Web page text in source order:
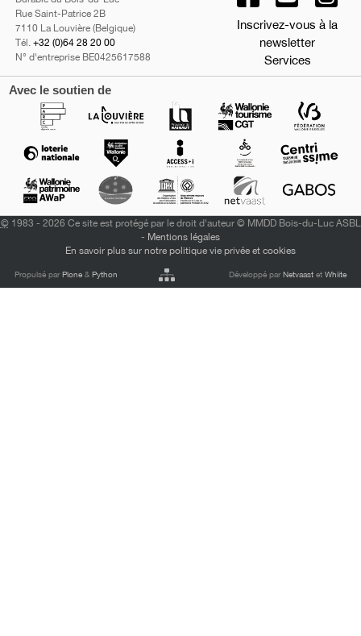
Rue Saint-Patrice 2B
7110 La Louvière (Belgique)
Tél. +32 (0)64 28 20 00
N° d'entreprise BE0425617588
Inscrivez-vous à la
newsletter
Services
Avec le soutien de
©1983 - 2026 Ce site est protégé par le droit d'auteur © MMDD Bois-du-Luc ASBL
- Mentions légales
En savoir plus sur notre politique vie privée et cookies
Propulsé parPlone &Python Développé parNetvaastet Whiite